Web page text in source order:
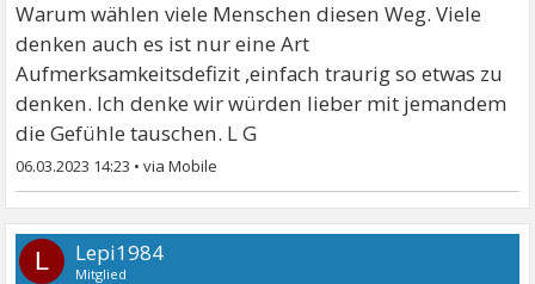
Warum wählen viele Menschen diesen Weg. Viele
denken auch es ist nur eine Art
Aufmerksamkeitsdefizit ,einfach traurig so etwas zu
denken. Ich denke wir würden lieber mit jemandem
die Gefühle tauschen. L G
06.03.2023 14:23 •
L Lepi1984
Mitglied